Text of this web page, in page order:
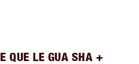
QUE LE GUA SHA +